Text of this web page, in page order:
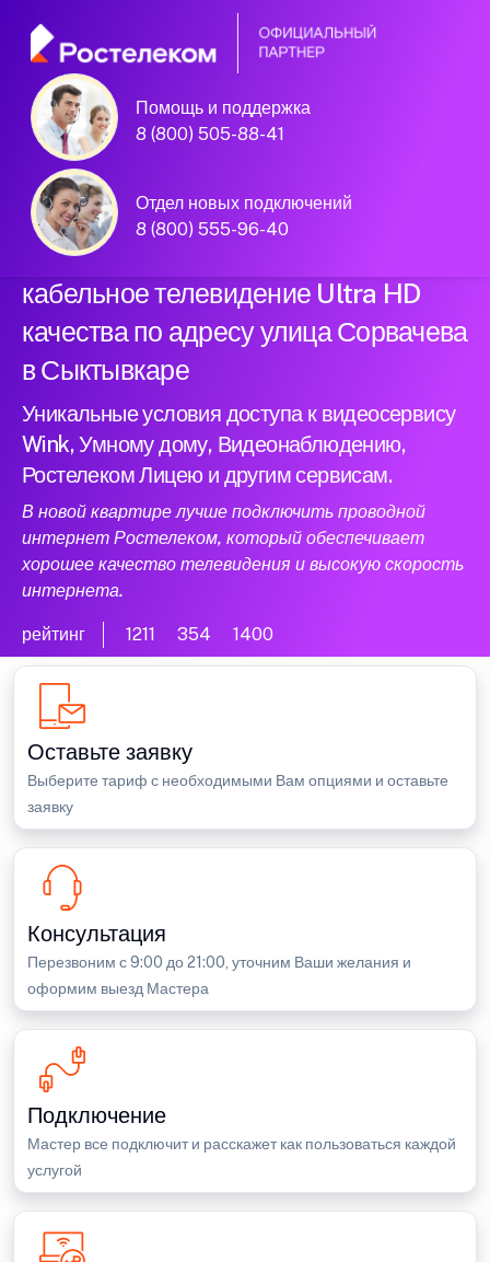
Помощь и поддержка
8 (800) 505-88-41
Отдел новых подключений
8 (800) 555-96-40
Официальный
партнер Ростелеком
Подключили новый интернет и
кабельное телевидение Ultra HD
качества по адресу улица Сорвачева
в Сыктывкаре
Уникальные условия доступа к видеосервису
Wink, Умному дому, Видеонаблюдению,
Ростелеком Лицею и другим сервисам.
В новой квартире лучше подключить проводной
интернет Ростелеком, который обеспечивает
хорошее качество телевидения и высокую скорость
интернета.
рейтинг 1211 354 1400
Оставьте заявку
Выберите тариф с необходимыми Вам опциями и оставьте
заявку
Консультация
Перезвоним с 9:00 до 21:00, уточним Ваши желания и
оформим выезд Мастера
Подключение
Мастер все подключит и расскажет как пользоваться каждой
услугой